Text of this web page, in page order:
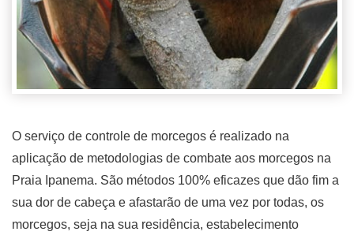
O serviço de controle de morcegos é realizado na
aplicação de metodologias de combate aos morcegos na
Praia Ipanema. São métodos 100% eficazes que dão fim a
sua dor de cabeça e afastarão de uma vez por todas, os
morcegos, seja na sua residência, estabelecimento